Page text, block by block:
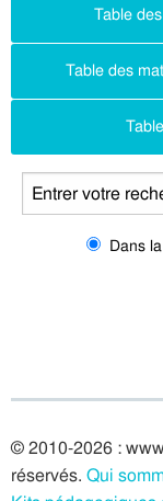
Table
Table des
Dans
© 2010-2026 :
réservés. Qui